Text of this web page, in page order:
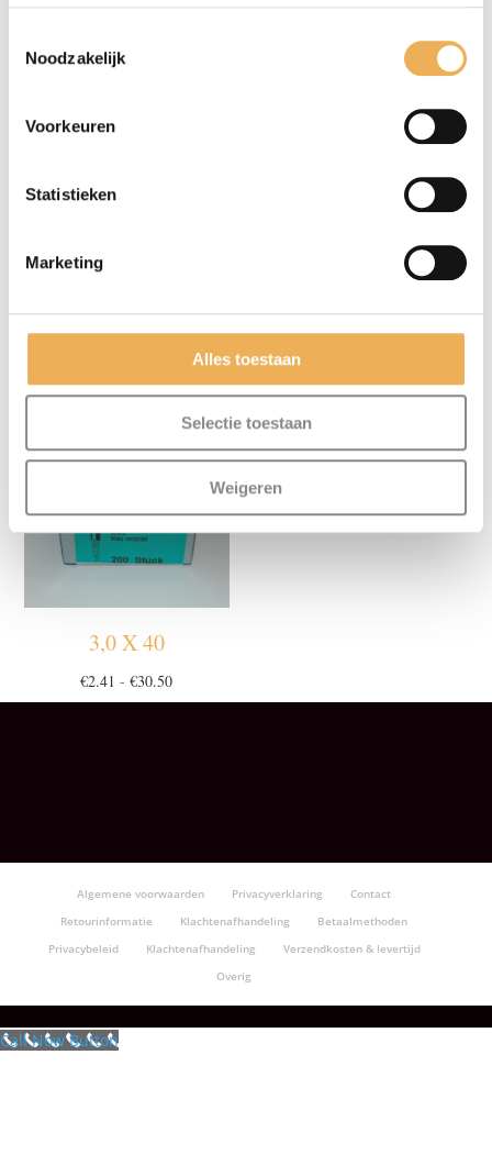
Noodzakelijk
Voorkeuren
Statistieken
Marketing
Alles toestaan
Selectie toestaan
Weigeren
GERELATEERDE PRODUCTEN
3,5 X 16
Prijsklasse:
€2.41
tot
€30.50
3,0 X 25
€
€2.41
€30.50
3,0 X 40
€2.41 - €30.50Prijsklasse:
€2.41
Algemene voorwaarden Privacyverklaring
Contact
Retourinformatie
Klachtenafhandeling
Betaalmethoden
Privacybeleid
Klachtenafhandeling
Verzendkosten & levertijd
Overig
Call Now Button